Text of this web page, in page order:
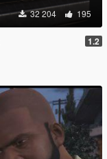
32 204 195
1.2